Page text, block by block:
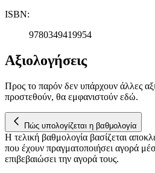
ISBN:
9780349419954
Αξιολογήσεις
Προς το παρόν δεν υπάρχουν άλλες
προστεθούν, θα εμφανιστούν εδώ.
Πώς υπολογίζεται η βαθμολογία
Η τελική βαθμολογία βασίζεται
που έχουν πραγματοποιήσει αγορά
επιβεβαιώσει την αγορά τους.